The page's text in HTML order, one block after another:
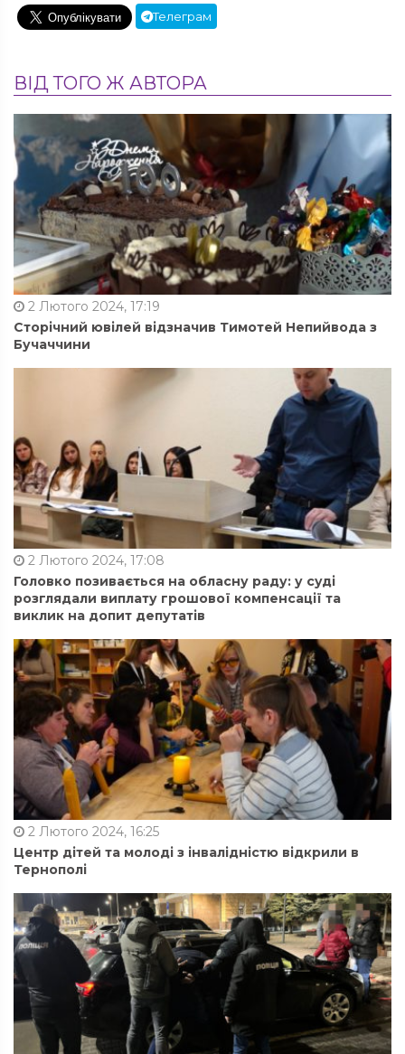
Телеграм
ВІД ТОГО Ж АВТОРА
2 Лютого 2024, 17:19
Сторічний ювілей відзначив Тимотей Непийвода з
Бучаччини
2 Лютого 2024, 17:08
Головко позивається на обласну раду: у суді
розглядали виплату грошової компенсації та
виклик на допит депутатів
2 Лютого 2024, 16:25
Центр дітей та молоді з інвалідністю відкрили в
Тернополі